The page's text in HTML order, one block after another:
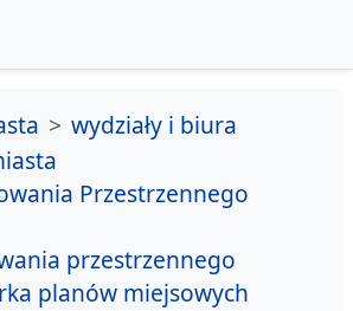
wydziały i biura
Przestrzennego
przestrzennego
planów miejsowych